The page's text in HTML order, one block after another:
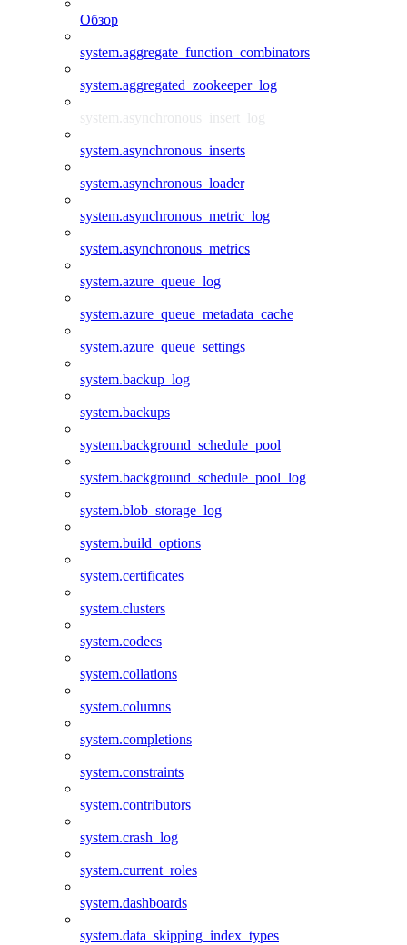
Обзор
system.aggregate_function_combinators
system.aggregated_zookeeper_log
system.asynchronous_insert_log
system.asynchronous_inserts
system.asynchronous_loader
system.asynchronous_metric_log
system.asynchronous_metrics
system.azure_queue_log
system.azure_queue_metadata_cache
system.azure_queue_settings
system.backup_log
system.backups
system.background_schedule_pool
system.background_schedule_pool_log
system.blob_storage_log
system.build_options
system.certificates
system.clusters
system.codecs
system.collations
system.columns
system.completions
system.constraints
system.contributors
system.crash_log
system.current_roles
system.dashboards
system.data_skipping_index_types